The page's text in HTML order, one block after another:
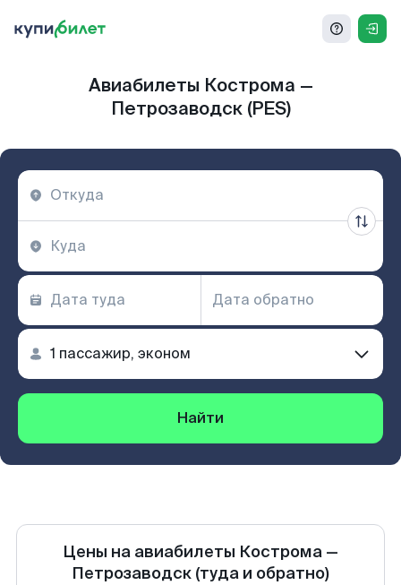
Авиабилеты Кострома —
Петрозаводск (PES)
Найти
Цены на авиабилеты Кострома —
Петрозаводск (туда и обратно)